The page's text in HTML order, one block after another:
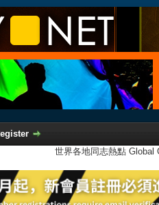
世界各地同志熱點